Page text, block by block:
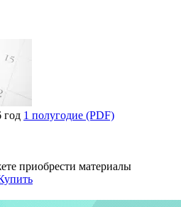
год 1 полугодие (PDF)
приобрести материалы